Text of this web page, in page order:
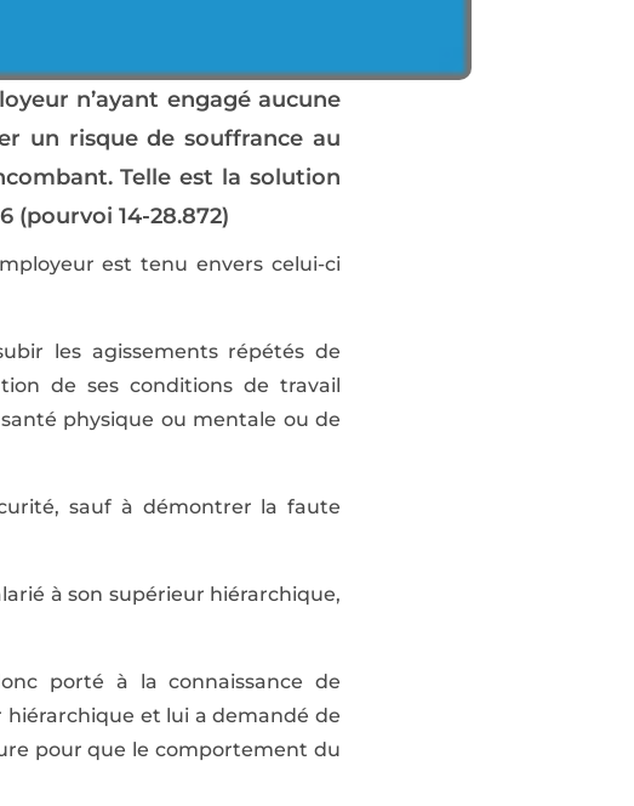
n’ayant engagé aucune
un risque de souffrance au
Telle est la solution
(pourvoi 14-28.872)
est tenu envers celui-ci
les agissements répétés de
de ses conditions de travail
physique ou mentale ou de
sauf à démontrer la faute
à son supérieur hiérarchique,
porté à la connaissance de
hiérarchique et lui a demandé de
pour que le comportement du